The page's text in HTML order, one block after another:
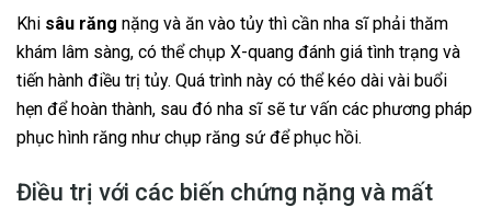
Khi sâu răng nặng và ăn vào tủy thì cần nha sĩ phải thăm
khám lâm sàng, có thể chụp X-quang đánh giá tình trạng và
tiến hành điều trị tủy. Quá trình này có thể kéo dài vài buổi
hẹn để hoàn thành, sau đó nha sĩ sẽ tư vấn các phương pháp
phục hình răng như chụp răng sứ để phục hồi.
Điều trị với các biến chứng nặng và mất